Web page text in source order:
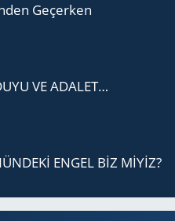
Geçerken
VE ADA­LET…
ENGEL BİZ MİYİZ?